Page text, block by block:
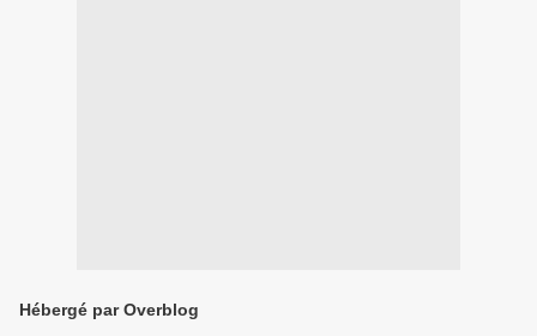
Hébergé par Overblog